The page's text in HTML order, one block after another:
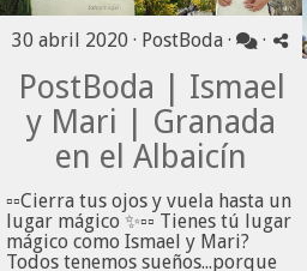
30 abril 2020 · PostBoda · ·
PostBoda | Ismael
y Mari | Granada
en el Albaicín
▫️▫️Cierra tus ojos y vuela hasta un
lugar mágico ✨▫️▫️ Tienes tú lugar
mágico como Ismael y Mari?
Todos tenemos sueños...porque